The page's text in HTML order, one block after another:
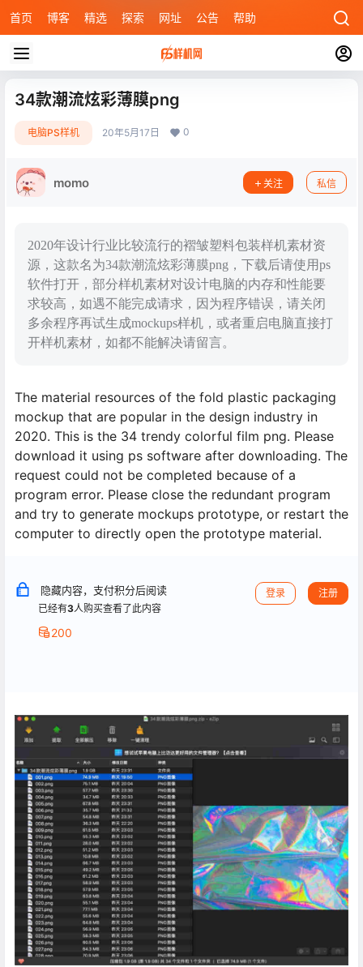
首页 博客 精选 探索 网址 公告 帮助
34款潮流炫彩薄膜png
电脑PS样机 20年5月17日 0
momo 关注 私信
2020年设计行业比较流行的褶皱塑料包装样机素材资
源，这款名为34款潮流炫彩薄膜png，下载后请使用ps
软件打开，部分样机素材对设计电脑的内存和性能要
求较高，如遇不能完成请求，因为程序错误，请关闭
多余程序再试生成mockups样机，或者重启电脑直接打
开样机素材，如都不能解决请留言。
The material resources of the fold plastic packaging
mockup that are popular in the design industry in
2020. This is the 34 trendy colorful film png. Please
download it using ps software after downloading. The
request could not be completed because of a
program error. Please close the redundant program
and try to generate mockups prototype, or restart the
computer to directly open the prototype material.
隐藏内容，支付积分后阅读
已经有3人购买查看了此内容
200
登录 注册